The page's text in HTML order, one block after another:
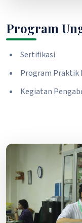
Program
Sertifikasi
Program Praktik
Kegiatan